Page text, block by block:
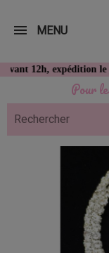
Pour
expédition le jour
MENU